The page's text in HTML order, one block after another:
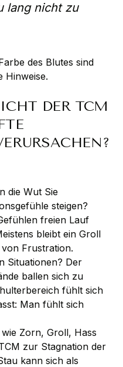
lang nicht zu
des Blutes sind
Hinweise.
DER TCM
die Wut Sie
steigen?
freien Lauf
bleibt ein Groll
von Frustration.
Situationen? Der
ballen sich zu
fühlt sich
Man fühlt sich
Zorn, Groll, Hass
zur Stagnation der
kann sich als